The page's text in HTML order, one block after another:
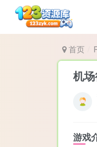
首页
机
游戏